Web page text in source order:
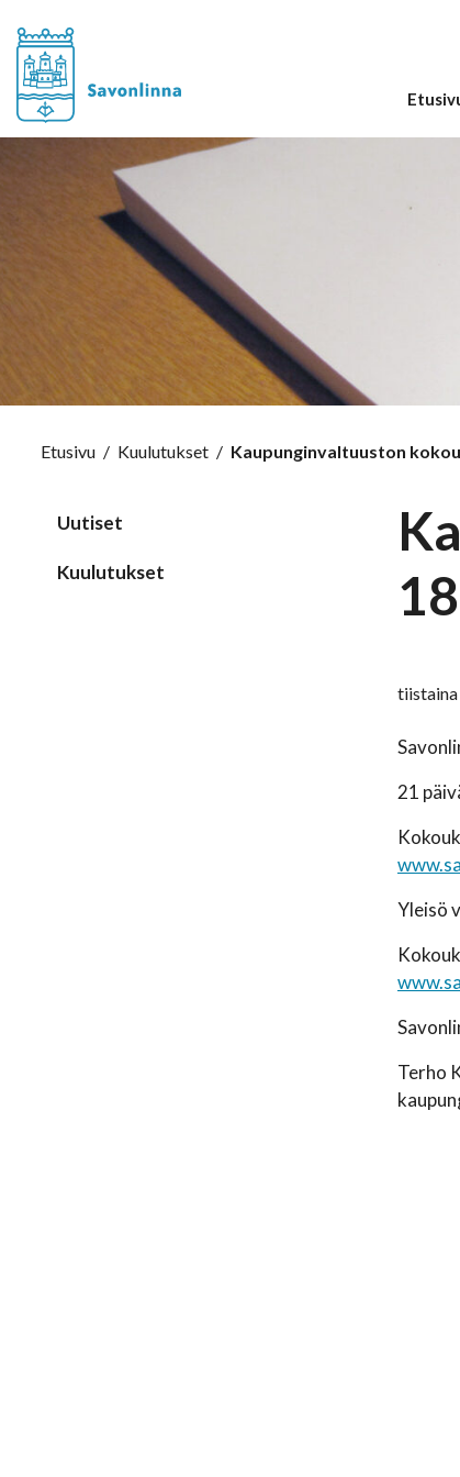
Etusivu / Kuulutukset / Kaupunginvaltuuston
Uutiset
Kuulutukset
tiistaina
21
Yleisö
Terho